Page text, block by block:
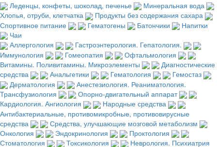
Леденцы, конфеты, шоколад, печенье
Минеральная вода
Хлопья, отруби, клетчатка
Продукты без содержания сахара
Спортивное питание
Гематогены Батончики
Напитки
Чаи
Аллергология
Гастроэнтерология. Гепатология.
Иммунология
Гомеопатия
Офтальмология
Витамины. Поливитамины. Микроэлементы
Диагностические
средства
Анальгетики Гематология
Гемостаз
Дерматология
Анестезиология. Реаниматология.
Трансфузиология
Опорно-двигательный аппарат
Кардиология. Ангиология
Народные средства
Антибактериальные, противомикробные, противовирусные
средства
Средства, улучшающие мозговой метаболизм
Онкология
Эндокринология
Проктология
Стоматология
Токсикология
Неврология. Психиатрия